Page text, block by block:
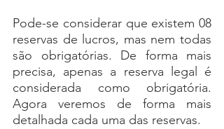
Pode-se considerar que existem 08
reservas de lucros, mas nem todas
são obrigatórias. De forma mais
precisa, apenas a reserva legal é
considerada como obrigatória.
Agora veremos de forma mais
detalhada cada uma das reservas.